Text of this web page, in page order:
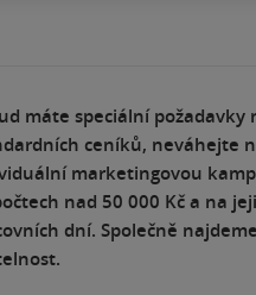
máte speciální
ceníků, neváhejte
marketingovou
nad 50 000 Kč a na
dní. Společně